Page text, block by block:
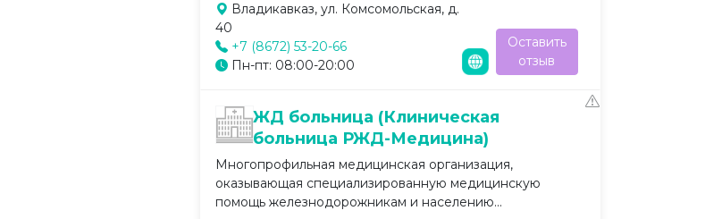
Владикавказ, ул. Комсомольская, д.
40
+7 (8672) 53-20-66
Пн-пт: 08:00-20:00
Оставить
отзыв
ЖД больница (Клиническая
больница РЖД-Медицина)
Многопрофильная медицинская организация,
оказывающая специализированную медицинскую
помощь железнодорожникам и населению...